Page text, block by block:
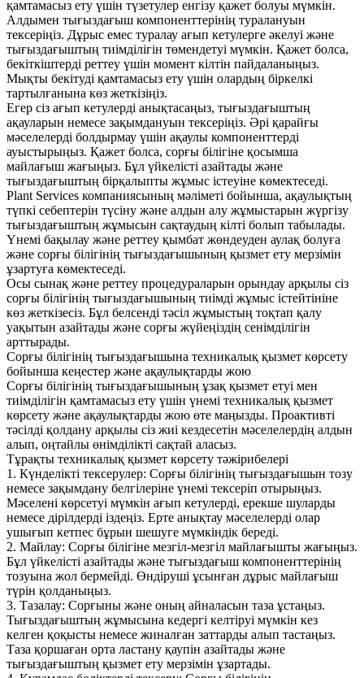
қамтамасыз ету үшін түзетулер енгізу қажет болуы мүмкін.
Алдымен тығыздағыш компоненттерінің туралануын
тексеріңіз. Дұрыс емес туралау ағып кетулерге әкелуі және
тығыздағыштың тиімділігін төмендетуі мүмкін. Қажет болса,
бекіткіштерді реттеу үшін момент кілтін пайдаланыңыз.
Мықты бекітуді қамтамасыз ету үшін олардың біркелкі
тартылғанына көз жеткізіңіз.
Егер сіз ағып кетулерді анықтасаңыз, тығыздағыштың
ақауларын немесе зақымдануын тексеріңіз. Әрі қарайғы
мәселелерді болдырмау үшін ақаулы компоненттерді
ауыстырыңыз. Қажет болса, сорғы білігіне қосымша
майлағыш жағыңыз. Бұл үйкелісті азайтады және
тығыздағыштың бірқалыпты жұмыс істеуіне көмектеседі.
Plant Services компаниясының мәліметі бойынша, ақаулықтың
түпкі себептерін түсіну және алдын алу жұмыстарын жүргізу
тығыздағыштың жұмысын сақтаудың кілті болып табылады.
Үнемі бақылау және реттеу қымбат жөндеуден аулақ болуға
және сорғы білігінің тығыздағышының қызмет ету мерзімін
ұзартуға көмектеседі.
Осы сынақ және реттеу процедураларын орындау арқылы сіз
сорғы білігінің тығыздағышының тиімді жұмыс істейтініне
көз жеткізесіз. Бұл белсенді тәсіл жұмыстың тоқтап қалу
уақытын азайтады және сорғы жүйеңіздің сенімділігін
арттырады.
Сорғы білігінің тығыздағышына техникалық қызмет көрсету
бойынша кеңестер және ақаулықтарды жою
Сорғы білігінің тығыздағышының ұзақ қызмет етуі мен
тиімділігін қамтамасыз ету үшін үнемі техникалық қызмет
көрсету және ақаулықтарды жою өте маңызды. Проактивті
тәсілді қолдану арқылы сіз жиі кездесетін мәселелердің алдын
алып, оңтайлы өнімділікті сақтай аласыз.
Тұрақты техникалық қызмет көрсету тәжірибелері
1. Күнделікті тексерулер: Сорғы білігінің тығыздағышын тозу
немесе зақымдану белгілеріне үнемі тексеріп отырыңыз.
Мәселені көрсетуі мүмкін ағып кетулерді, ерекше шуларды
немесе дірілдерді іздеңіз. Ерте анықтау мәселелерді олар
ушығып кетпес бұрын шешуге мүмкіндік береді.
2. Майлау: Сорғы білігіне мезгіл-мезгіл майлағышты жағыңыз.
Бұл үйкелісті азайтады және тығыздағыш компоненттерінің
тозуына жол бермейді. Өндіруші ұсынған дұрыс майлағыш
түрін қолданыңыз.
3. Тазалау: Сорғыны және оның айналасын таза ұстаңыз.
Тығыздағыштың жұмысына кедергі келтіруі мүмкін кез
келген қоқысты немесе жиналған заттарды алып тастаңыз.
Таза қоршаған орта ластану қаупін азайтады және
тығыздағыштың қызмет ету мерзімін ұзартады.